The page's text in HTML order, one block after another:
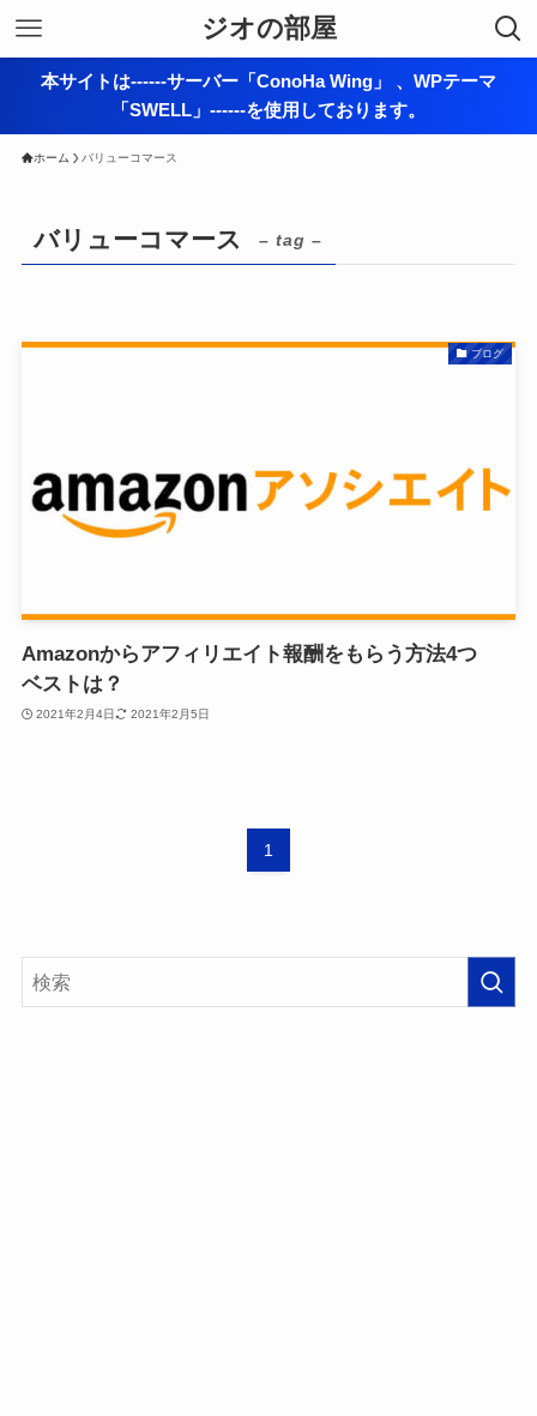
ジオの部屋
本サイトは------サーバー「ConoHa Wing」 、WPテーマ
「SWELL」------を使用しております。
ホーム バリューコマース
バリューコマース – tag –
ブログ
Amazonからアフィリエイト報酬をもらう方法4つ
ベストは？
2021年2月4日 2021年2月5日
1